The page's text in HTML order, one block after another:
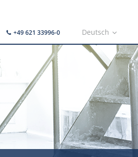
+49 621 33996-0 Deutsch